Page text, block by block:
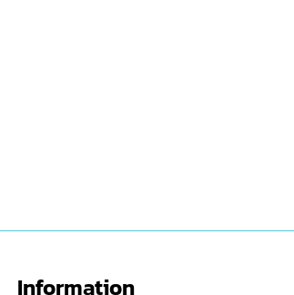
Information